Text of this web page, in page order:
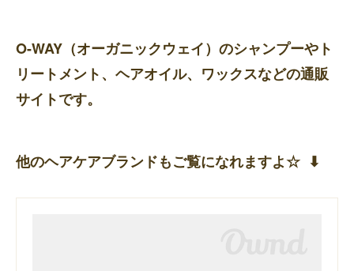
O-WAY（オーガニックウェイ）のシャンプーやト
リートメント、ヘアオイル、ワックスなどの通販
サイトです。
他のヘアケアブランドもご覧になれますよ☆ ⬇︎